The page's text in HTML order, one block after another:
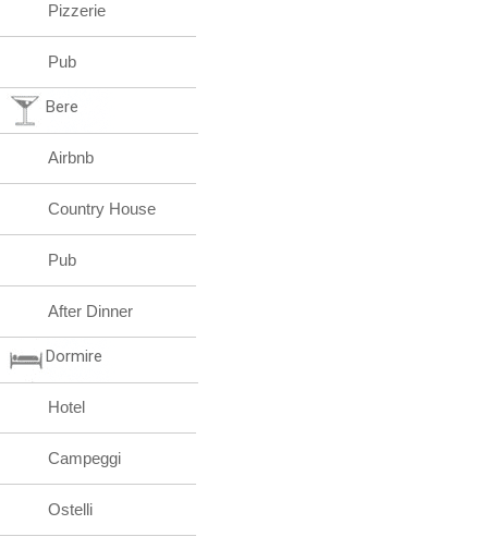
Pizzerie
Pub
Bere
Airbnb
Country House
Pub
After Dinner
Dormire
Hotel
Campeggi
Ostelli